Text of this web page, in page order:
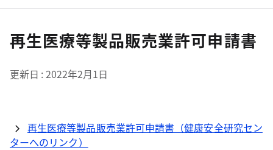
再生医療等製品販売業許可申請書
更新日 2022年2月1日
再生医療等製品販売業許可申請書（健康安全研究セン
ターへのリンク）